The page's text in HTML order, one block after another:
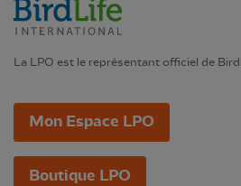
La LPO est le représentant officiel de
Mon Espace LPO
Boutique LPO